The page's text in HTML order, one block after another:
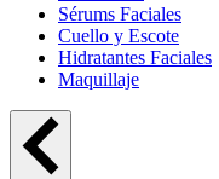
Sérums Faciales
Cuello y Escote
Hidratantes Faciales
Maquillaje